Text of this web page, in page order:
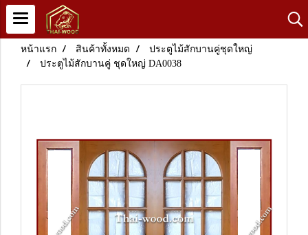
หน้าแรก สินค้าทั้งหมด
ประตูไม้สักบานคู่ชุดใหญ่
ประตูไม้สักบานคู่ ชุดใหญ่ DA0038